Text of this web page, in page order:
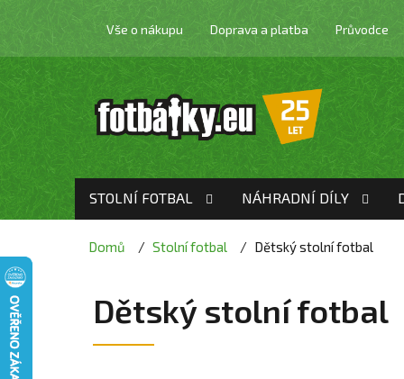
obsah
Vše o nákupu Doprava a platba Průvodce
STOLNÍ FOTBAL NÁHRADNÍ DÍLY
Domů Stolní fotbal Dětský stolní fotbal
Dětský stolní fotbal